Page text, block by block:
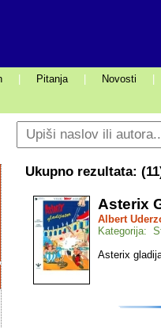
Pitanja Novosti
Ukupno rezultata: (11
Asterix
Albert
Kategorija:
Asterix